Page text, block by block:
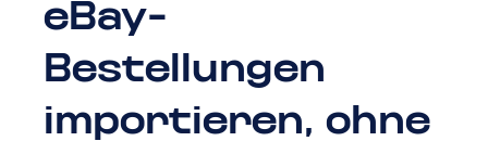
eBay-
Bestellungen
importieren, ohne